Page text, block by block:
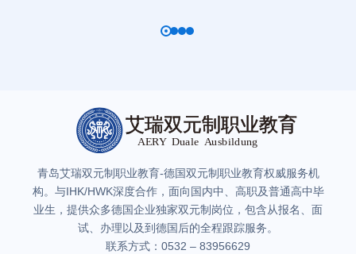
青岛艾瑞双元制职业教育-德国双元制职业教育权威服务机
构。与IHK/HWK深度合作，面向国内中、高职及普通高中毕
业生，提供众多德国企业独家双元制岗位，包含从报名、面
试、办理以及到德国后的全程跟踪服务。
联系方式：0532 – 83956629